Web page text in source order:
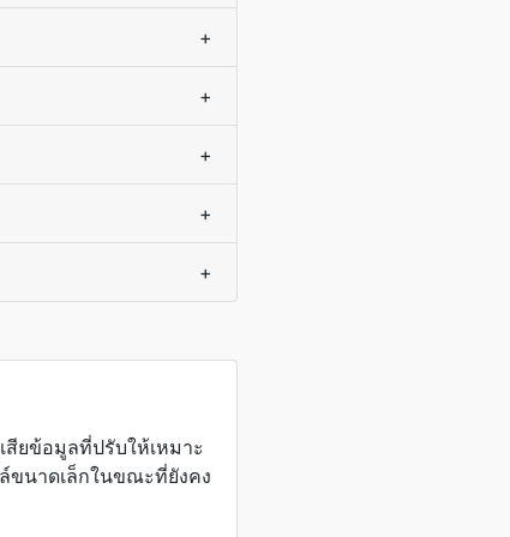
+
+
+
+
+
ยข้อมูลที่ปรับให้เหมาะ
ขนาดเล็กในขณะที่ยังคง